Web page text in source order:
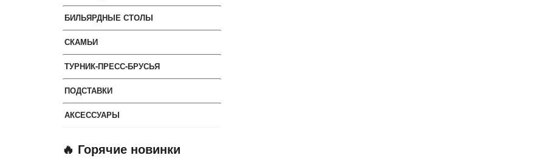
БИЛЬЯРДНЫЕ СТОЛЫ
СКАМЬИ
ТУРНИК-ПРЕСС-БРУСЬЯ
ПОДСТАВКИ
АКСЕССУАРЫ
🔥 Горячие новинки